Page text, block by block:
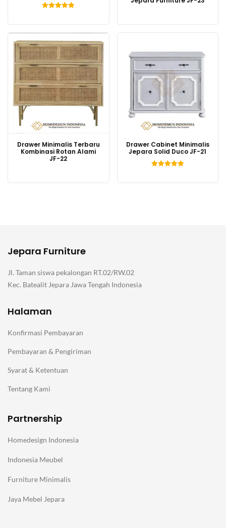
dari 5
Drawer Minimalis Terbaru
Kombinasi Rotan Alami
JF-22
Drawer Cabinet Minimalis
Jepara Solid Duco JF-21
dari 5
Jepara Furniture
Jl. Taman siswa pekalongan RT.02/RW.02
Kec. Batealit Jepara Jawa Tengah Indonesia
Halaman
Konfirmasi Pembayaran
Pembayaran & Pengiriman
Syarat & Ketentuan
Tentang Kami
Partnership
Homedesign Indonesia
Indonesia Meubel
Furniture Minimalis
Jaya Mebel Jepara